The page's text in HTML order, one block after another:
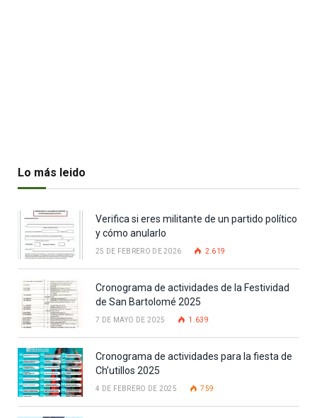
Lo más leido
Verifica si eres militante de un partido político
y cómo anularlo
25 DE FEBRERO DE 2026 2.619
Cronograma de actividades de la Festividad
de San Bartolomé 2025
7 DE MAYO DE 2025 1.639
Cronograma de actividades para la fiesta de
Ch’utillos 2025
4 DE FEBRERO DE 2025 759